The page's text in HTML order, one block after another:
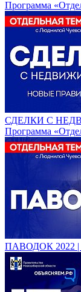
Программа
СДЕЛКИ С
Программа
ПАВОДОК 2022 |